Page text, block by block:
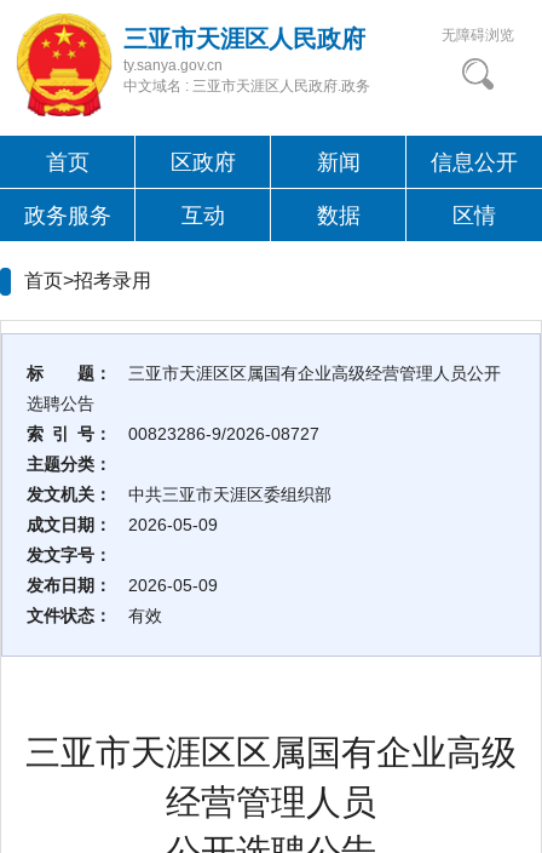
三亚市天涯区人民政府
ty.sanya.gov.cn
中文域名 : 三亚市天涯区人民政府.政务
无障碍浏览
首页 区政府 新闻 信息公开
政务服务 互动 数据 区情
首页>招考录用
标 题：
三亚市天涯区区属国有企业高级经营管理人员公开
选聘公告
索 引 号：
00823286-9/2026-08727
主题分类：
发文机关：
中共三亚市天涯区委组织部
成文日期：
2026-05-09
发文字号：
发布日期：
2026-05-09
文件状态：
有效
三亚市天涯区区属国有企业高级
经营管理人员